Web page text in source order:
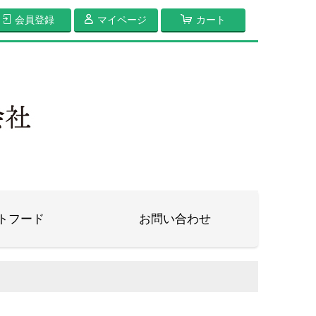
会員登録 マイページ カート
フード お問い合わせ